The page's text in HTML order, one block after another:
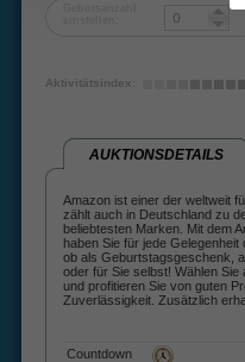
Aktivitätsindex:
AUKTIONSDETAILS
Amazon ist einer der weltweit
zählt auch in Deutschland zu
beliebtesten Marken. Mit dem
haben Sie für jede
ob als Geburtstagsgeschenk,
oder für Sie selbst! Wählen
und profitieren Sie von guten
Zuverlässigkeit. Zusätzlich
Countdown